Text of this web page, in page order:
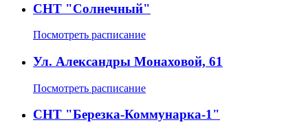
СНТ "Солнечный"
Посмотреть расписание
Ул. Александры Монаховой, 61
Посмотреть расписание
СНТ "Березка-Коммунарка-1"